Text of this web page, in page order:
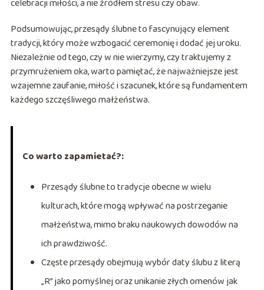
celebracji miłości, a nie źródłem stresu czy obaw.
Podsumowując, przesądy ślubne to fascynujący element
tradycji, który może wzbogacić ceremonię i dodać jej uroku.
Niezależnie od tego, czy w nie wierzymy, czy traktujemy z
przymrużeniem oka, warto pamiętać, że najważniejsze jest
wzajemne zaufanie, miłość i szacunek, które są fundamentem
każdego szczęśliwego małżeństwa.
Co warto zapamietać?:
Przesądy ślubne to tradycje obecne w wielu
kulturach, które mogą wpływać na postrzeganie
małżeństwa, mimo braku naukowych dowodów na
ich prawdziwość.
Częste przesądy obejmują wybór daty ślubu z literą
„R” jako pomyślnej oraz unikanie złych omenów jak